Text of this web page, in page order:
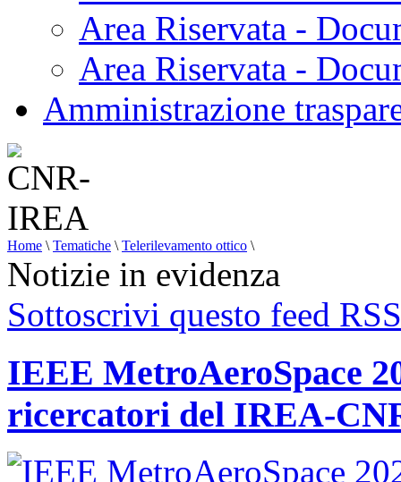
Area Riservata -
Area Riservata -
Amministrazione
Home \ Tematiche \ Telerilevamento ottico \
Notizie in evidenza
Sottoscrivi questo feed RSS
IEEE MetroAeroSpace
ricercatori del IREA-